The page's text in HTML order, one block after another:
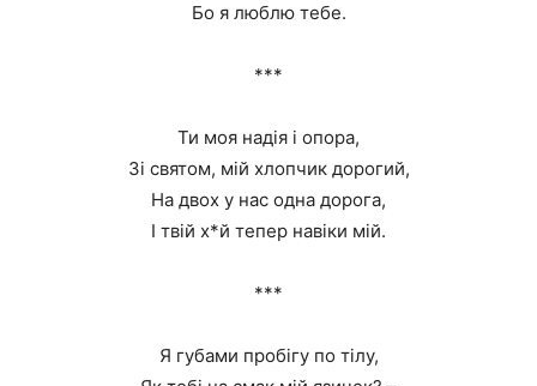
Бо я люблю тебе.
***
Ти моя надія і опора,
Зі святом, мій хлопчик дорогий,
На двох у нас одна дорога,
І твій х*й тепер навіки мій.
***
Я губами пробігу по тілу,